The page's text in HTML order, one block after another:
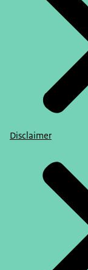
Disclaimer